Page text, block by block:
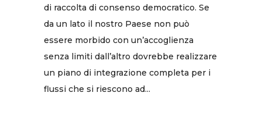
di raccolta di consenso democratico. Se
da un lato il nostro Paese non può
essere morbido con un’accoglienza
senza limiti dall’altro dovrebbe realizzare
un piano di integrazione completa per i
flussi che si riescono ad...